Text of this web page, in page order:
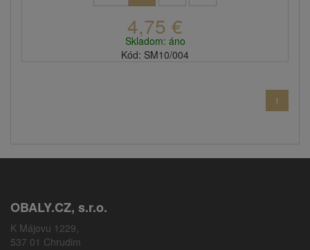
4,75 €
Skladom: áno
Kód: SM10/004
1
OBALY.CZ, s.r.o.
K Májovu 1229,
537 01 Chrudim